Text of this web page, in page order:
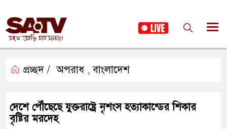
প্রচ্ছদ / অপরাধ ,বাংলাদেশ
দেশে পৌঁছেছে যুক্তরাষ্ট্রে নৃশংস হত্যাকান্ডের শিকার
বৃষ্টির মরদেহ